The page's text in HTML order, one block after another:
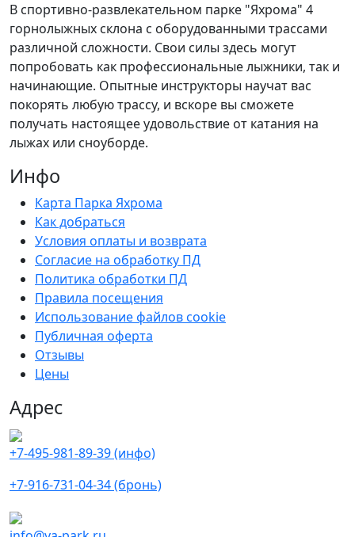
В спортивно-развлекательном парке "Яхрома" 4
горнолыжных склона с оборудованными трассами
различной сложности. Свои силы здесь могут
попробовать как профессиональные лыжники, так и
начинающие. Опытные инструкторы научат вас
покорять любую трассу, и вскоре вы сможете
получать настоящее удовольствие от катания на
лыжах или сноуборде.
Инфо
Карта Парка Яхрома
Как добраться
Условия оплаты и возврата
Согласие на обработку ПД
Политика обработки ПД
Правила посещения
Использование файлов cookie
Публичная оферта
Отзывы
Цены
Адрес
+7-495-981-89-39 (инфо)
+7-916-731-04-34 (бронь)